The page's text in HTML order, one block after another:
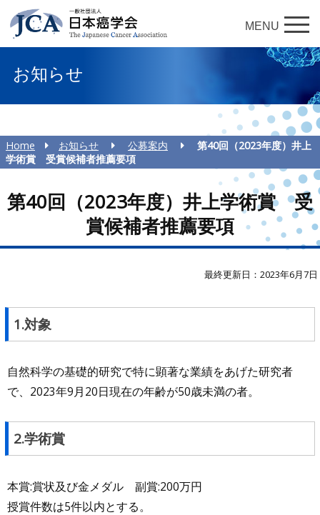
MENU
お知らせ
Home お知らせ 公募案内
第40回（2023年度）井上
学術賞 受賞候補者推薦要項
第40回（2023年度）井上学術賞 受
賞候補者推薦要項
最終更新日：2023年6月7日
1.対象
自然科学の基礎的研究で特に顕著な業績をあげた研究者
で、2023年9月20日現在の年齢が50歳未満の者。
2.学術賞
本賞:賞状及び金メダル 副賞:200万円
授賞件数は5件以内とする。